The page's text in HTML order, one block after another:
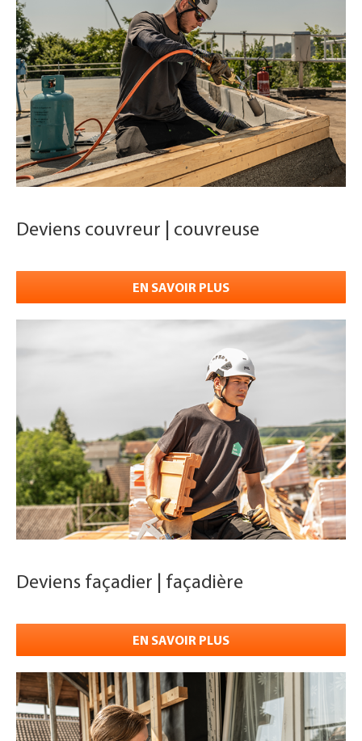
Deviens couvreur | couvreuse
EN SAVOIR PLUS
Deviens façadier | façadière
EN SAVOIR PLUS